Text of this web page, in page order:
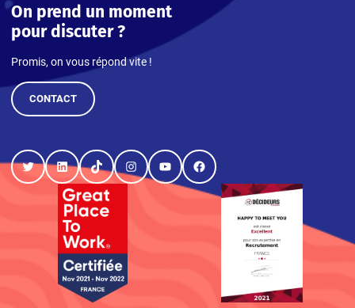
On prend un moment
pour discuter ?
Promis, on vous répond vite !
CONTACT
TwitterLinkedInTikTokInstagram
YouTubeFacebook